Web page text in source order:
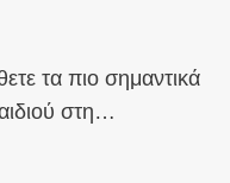
τα πιο σημαντικά
στη…